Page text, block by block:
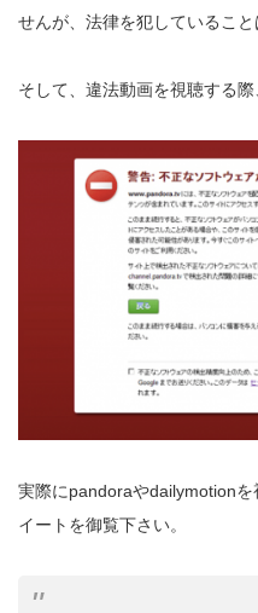
せんが、法律を犯していること
そして、違法動画を視聴する
実際にpandoraやdailymotion
イートを御覧下さい。